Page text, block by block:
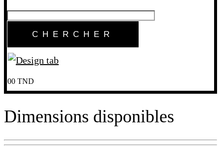
00 TND
Dimensions disponibles